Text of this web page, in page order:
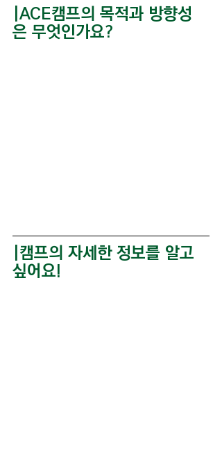
|ACE캠프의 목적과 방향성
은 무엇인가요?
|캠프의 자세한 정보를 알고
싶어요!